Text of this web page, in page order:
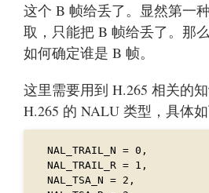
这个 B 帧给丢了。显然第一
取，只能把 B 帧给丢了。那
如何确定谁是 B 帧。
这里需要用到 H.265 相关的
H.265 的 NALU 类型，具体如